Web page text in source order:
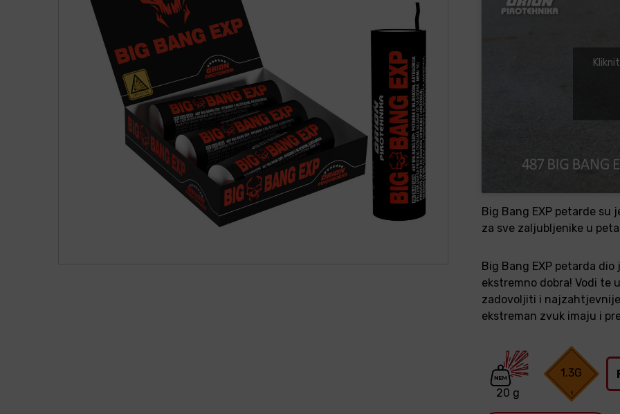
Big Bang EXP petarde
za sve zaljubljenike u
Big Bang EXP petarda
ekstremno dobra! Vodi te
zadovoljiti i
ekstreman zvuk imaju i
20 g
1.3G